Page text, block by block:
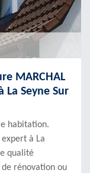
MARCHAL
La Seyne Sur
habitation.
à La
qualité
rénovation ou